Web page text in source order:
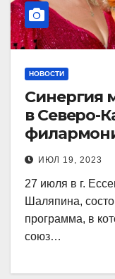
НОВОСТИ
Синергия
в Северо-
ИЮЛ 19, 2023
27 июля в г.
Шаляпина,
программа, в
союз…